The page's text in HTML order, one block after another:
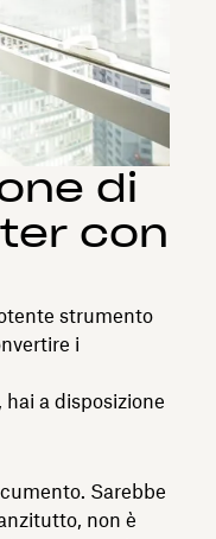
di
con
strumento
i
a disposizione
Sarebbe
non è